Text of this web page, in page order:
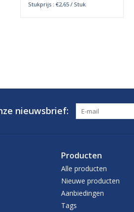
Stukprijs : €2,65 / Stuk
nieuwsbrief:
Producten
Alle producten
Nieuwe producten
Aanbiedingen
Tags